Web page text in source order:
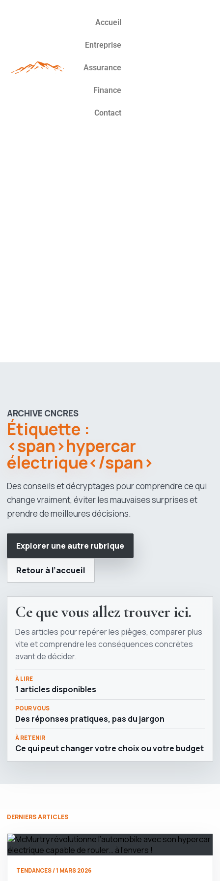
Accueil
Entreprise
Assurance
Finance
Contact
ARCHIVE CNCRES
Étiquette :
<span>hypercar
électrique</span>
Des conseils et décryptages pour comprendre ce qui
change vraiment, éviter les mauvaises surprises et
prendre de meilleures décisions.
Explorer une autre rubrique
Retour à l’accueil
Ce que vous allez trouver ici.
Des articles pour repérer les pièges, comparer plus
vite et comprendre les conséquences concrètes
avant de décider.
À LIRE
1 articles disponibles
POUR VOUS
Des réponses pratiques, pas du jargon
À RETENIR
Ce qui peut changer votre choix ou votre budget
DERNIERS ARTICLES
TENDANCES / 1 MARS 2026